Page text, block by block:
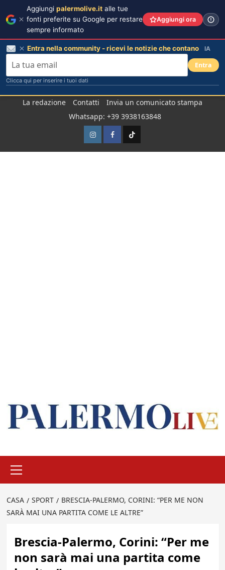
La redazione Contatti
Invia un comunicato stampa
Whatsapp: +39 3938163848
InstagramFacebook
TikTok
principale
CASA SPORT
BRESCIA-PALERMO, CORINI: “PER ME NON
SARÀ MAI UNA PARTITA COME LE ALTRE”
Brescia-Palermo, Corini: “Per me
non sarà mai una partita come
Aggiungi palermolive.it alle tue
fonti preferite su Google per restare
sempre informato
Aggiungi ora
Entra nella community - ricevi le notizie che contano IA
Entra
Clicca qui per inserire i tuoi dati